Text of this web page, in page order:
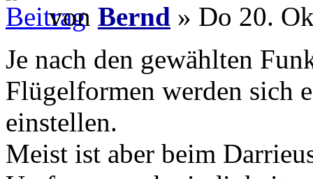
von Bernd » Do 20.
Je nach den gewählten
Flügelformen werden sich
einstellen.
Meist ist aber beim